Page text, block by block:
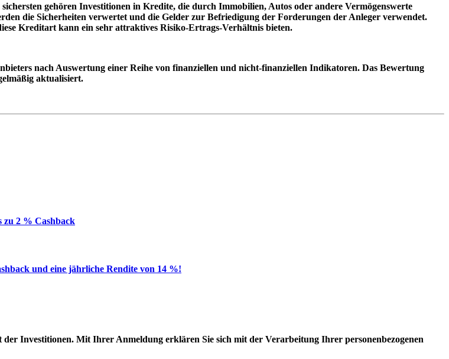
gehören Investitionen in Kredite, die durch Immobilien, Autos oder andere Vermögenswerte
die Sicherheiten verwertet und die Gelder zur Befriedigung der Forderungen der Anleger verwendet.
Kreditart kann ein sehr attraktives Risiko-Ertrags-Verhältnis bieten.
nach Auswertung einer Reihe von finanziellen und nicht-finanziellen Indikatoren. Das Bewertung
aktualisiert.
zu 2 % Cashback
und eine jährliche Rendite von 14 %!
der Investitionen. Mit Ihrer Anmeldung erklären Sie sich mit der Verarbeitung Ihrer personenbezogenen